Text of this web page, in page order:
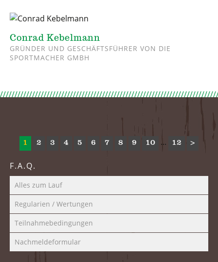
Conrad Kebelmann
GRÜNDER UND GESCHÄFTSFÜHRER VON DIE
SPORTMACHER GMBH
1 2 3 4 5 6 7 8 9 10 ... 12 >
F.A.Q.
Alles zum Lauf
Regularien / Wertungen
Teilnahmebedingungen
Nachmeldeformular